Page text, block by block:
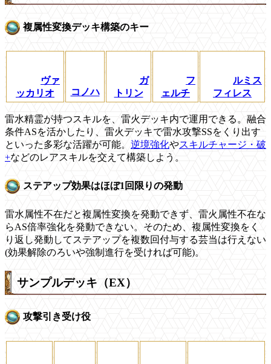
複属性変換デッキ構築のキー
ヴァ
ッカリオ
コノハ
ガ
トリン
フ
ェルチ
ルミス
フィレス
雷水精霊が持つスキルを、雷火デッキ内で運用できる。融合
条件ASを活かしたり、雷火デッキで雷水攻撃SSをくり出す
といった多彩な活躍が可能。 逆境強化やスキルチャージ・破
+などのレアスキルを交えて構築しよう。
ステアップ効果はほぼ1回限りの発動
雷水属性不在だと複属性変換を発動できず、雷火属性不在な
らAS倍率強化を発動できない。そのため、複属性変換をく
り返し発動してステアップを複数回付与する芸当は行えない
(効果解除のろいや強制進行を受ければ可能)。
サンプルデッキ（EX）
攻撃引き受け役